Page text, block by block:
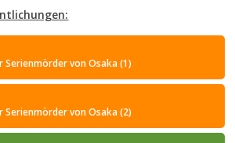
Serienmörder von Osaka (1)
Serienmörder von Osaka (2)